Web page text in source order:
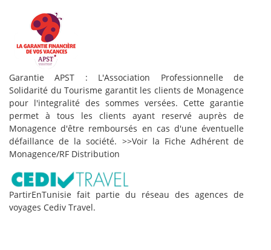
Garantie APST : L'Association Professionnelle de
Solidarité du Tourisme garantit les clients de Monagence
pour l'integralité des sommes versées. Cette garantie
permet à tous les clients ayant reservé auprès de
Monagence d'être remboursés en cas d'une éventuelle
défaillance de la société. >>Voir la Fiche Adhérent de
Monagence/RF Distribution
PartirEnTunisie fait partie du réseau des agences de
voyages Cediv Travel.